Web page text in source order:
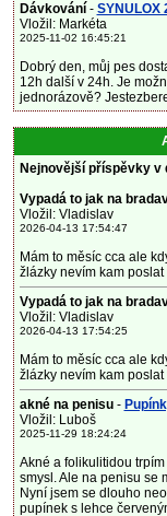
Dávkování - SYNULOX
Vložil: Markéta
2025-11-02 16:45:21
Dobrý den, můj pes
12h další v 24h. Je
jednorázově?
Nejnovější příspěvky v
Vypadá to jak na
Vložil: Vladislav
2026-04-13 17:54:47
Mám to měsíc cca ale
žlázky nevím kam poslat
Vypadá to jak na
Vložil: Vladislav
2026-04-13 17:54:25
Mám to měsíc cca ale
žlázky nevím kam poslat
akné na penisu-
Vložil: Luboš
2025-11-29 18:24:24
Akné a folikulitidou
smysl. Ale na penisu se
Nyní jsem se dlouho
pupínek s lehce